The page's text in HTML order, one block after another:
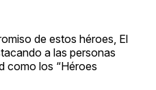
de estos héroes, El
a las personas
como los “Héroes